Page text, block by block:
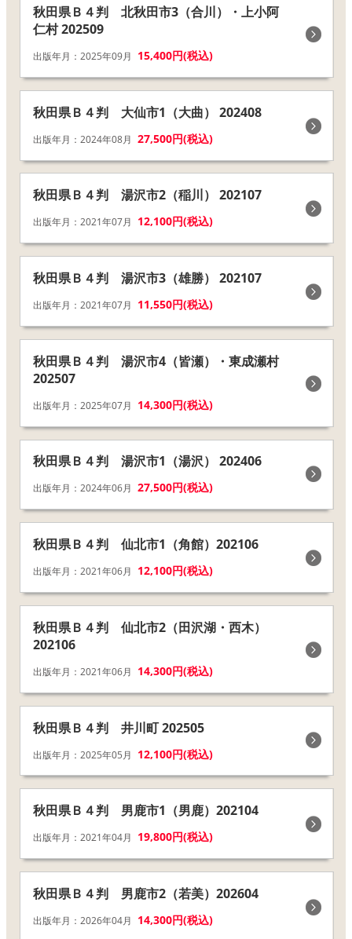
秋田県Ｂ４判 北秋田市3（合川）・上小阿
仁村 202509
出版年月：2025年09月 15,400円(税込)
秋田県Ｂ４判 大仙市1（大曲） 202408
出版年月：2024年08月 27,500円(税込)
秋田県Ｂ４判 湯沢市2（稲川） 202107
出版年月：2021年07月 12,100円(税込)
秋田県Ｂ４判 湯沢市3（雄勝） 202107
出版年月：2021年07月 11,550円(税込)
秋田県Ｂ４判 湯沢市4（皆瀬）・東成瀬村
202507
出版年月：2025年07月 14,300円(税込)
秋田県Ｂ４判 湯沢市1（湯沢） 202406
出版年月：2024年06月 27,500円(税込)
秋田県Ｂ４判 仙北市1（角館）202106
出版年月：2021年06月 12,100円(税込)
秋田県Ｂ４判 仙北市2（田沢湖・西木）
202106
出版年月：2021年06月 14,300円(税込)
秋田県Ｂ４判 井川町 202505
出版年月：2025年05月 12,100円(税込)
秋田県Ｂ４判 男鹿市1（男鹿）202104
出版年月：2021年04月 19,800円(税込)
秋田県Ｂ４判 男鹿市2（若美）202604
出版年月：2026年04月 14,300円(税込)